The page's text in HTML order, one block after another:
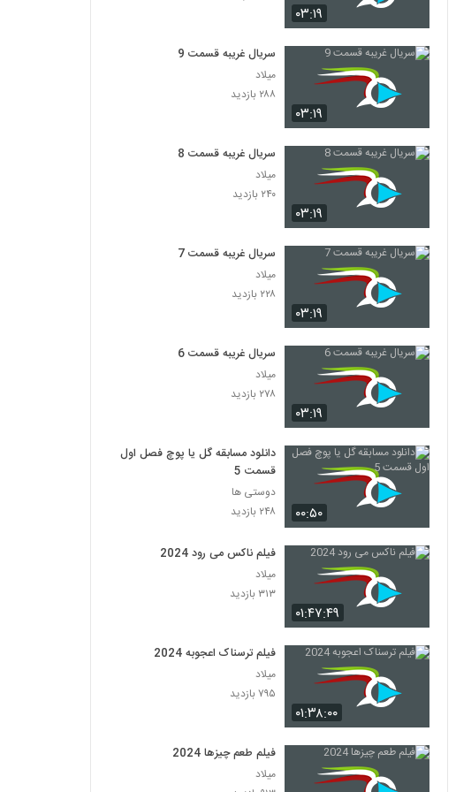
۰۳:۱۹
۰۳:۱۹
سریال غریبه قسمت 9
میلاد
۲۸۸ بازدید
۰۳:۱۹
سریال غریبه قسمت 8
میلاد
۲۴۰ بازدید
۰۳:۱۹
سریال غریبه قسمت 7
میلاد
۲۲۸ بازدید
۰۳:۱۹
سریال غریبه قسمت 6
میلاد
۲۷۸ بازدید
۰۰:۵۰
دانلود مسابقه گل یا پوچ فصل اول
قسمت 5
دوستی ها
۲۴۸ بازدید
۰۱:۴۷:۴۹
فیلم ناکس می رود 2024
میلاد
۳۱۳ بازدید
۰۱:۳۸:۰۰
فیلم ترسناک اعجوبه 2024
میلاد
۷۹۵ بازدید
فیلم طعم چیزها 2024
میلاد